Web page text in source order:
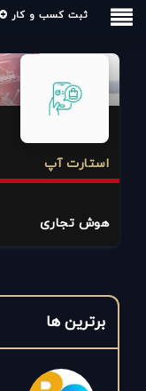
ثبت کسب و کار
استارت آپ
هوش تجاری
برترین ها